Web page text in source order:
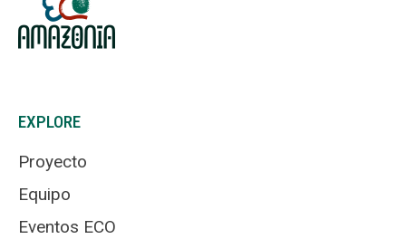
EXPLORE
Proyecto
Equipo
Eventos ECO